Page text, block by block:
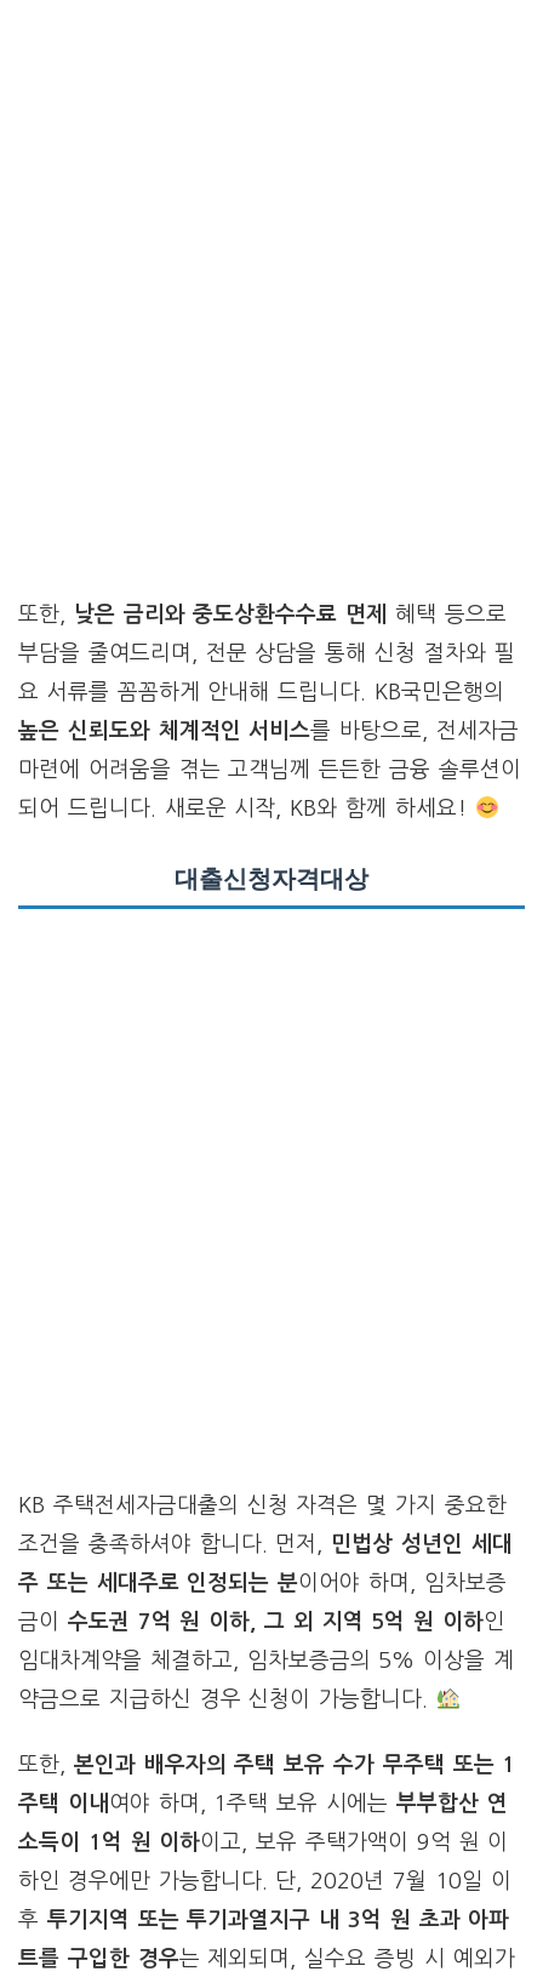
또한, 낮은 금리와 중도상환수수료 면제
혜택 등으로
부담을 줄여드리며, 전문 상담을 통해 신청 절차와 필
요 서류를 꼼꼼하게 안내해 드립니다. KB국민은행의
높은 신뢰도와 체계적인 서비스를 바탕으로, 전세자금
마련에 어려움을 겪는 고객님께 든든한 금융 솔루션이
되어 드립니다. 새로운 시작, KB와 함께 하세요!
대출신청자격대상
KB 주택전세자금대출의 신청 자격은 몇 가지 중요한
조건을 충족하셔야 합니다. 먼저, 민법상 성년인 세대
주 또는 세대주로 인정되는 분이어야 하며, 임차보증
금이 수도권 7억 원 이하, 그 외 지역 5억 원 이하인
임대차계약을 체결하고, 임차보증금의 5% 이상을 계
약금으로 지급하신 경우 신청이 가능합니다.
또한, 본인과 배우자의 주택 보유 수가 무주택 또는 1
주택 이내 여야 하며, 1주택 보유 시에는 부부합산 연
소득이 1억 원 이하이고, 보유 주택가액이 9억 원 이
하인 경우에만 가능합니다. 단, 2020년 7월 10일 이
후 투기지역 또는 투기과열지구 내 3억 원 초과 아파
트를 구입한 경우는 제외되며, 실수요 증빙 시 예외가